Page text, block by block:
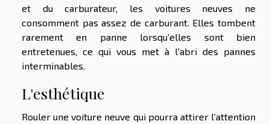
et du carburateur, les voitures neuves ne
consomment pas assez de carburant. Elles tombent
rarement en panne lorsqu'elles sont bien
entretenues, ce qui vous met à l'abri des pannes
interminables.
L'esthétique
Rouler une voiture neuve qui pourra attirer l'attention